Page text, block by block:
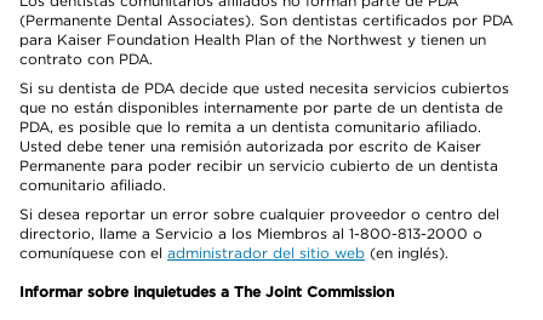
(Permanente Dental Associates). Son dentistas certificados por PDA
para Kaiser Foundation Health Plan of the Northwest y tienen un
contrato con PDA.
Si su dentista de PDA decide que usted necesita servicios cubiertos
que no están disponibles internamente por parte de un dentista de
PDA, es posible que lo remita a un dentista comunitario afiliado.
Usted debe tener una remisión autorizada por escrito de Kaiser
Permanente para poder recibir un servicio cubierto de un dentista
comunitario afiliado.
Si desea reportar un error sobre cualquier proveedor o centro del
directorio, llame a Servicio a los Miembros al 1-800-813-2000 o
comuníquese con el administrador del sitio web (en inglés).
Informar sobre inquietudes a The Joint Commission